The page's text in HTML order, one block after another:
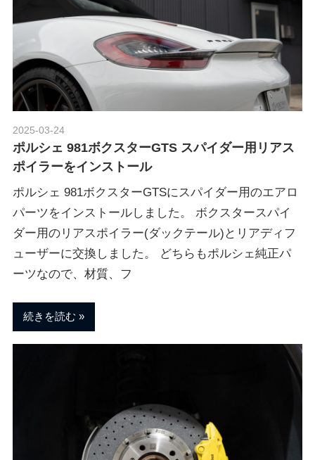
2025-03-24
ポルシェ 981ボクスターGTS スパイダー用リアス
ポイラーをインストール
ポルシェ 981ボクスターGTSにスパイダー用のエアロ
パーツをインストールしました。 ボクスタースパイ
ダー用のリアスポイラー(ダックテール)とリアディフ
ューザーに交換しました。 どちらもポルシェ純正パ
ーツなので、材質、フ
続きを読む